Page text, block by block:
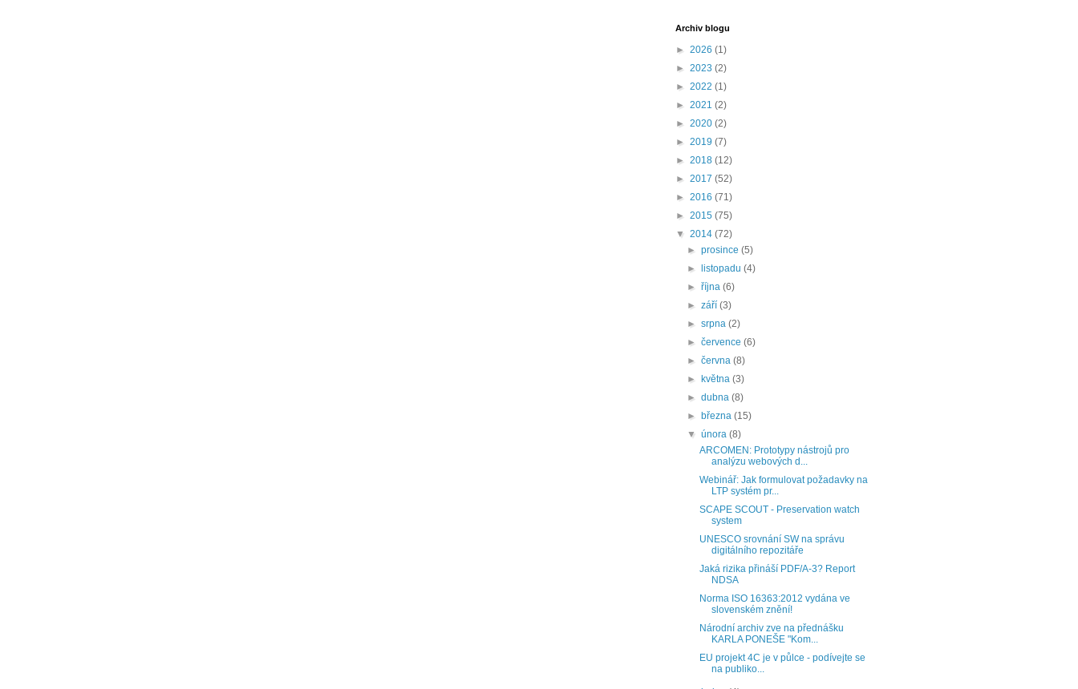
Archiv blogu
► 2026 (1)
► 2023 (2)
► 2022 (1)
► 2021 (2)
► 2020 (2)
► 2019 (7)
► 2018 (12)
► 2017 (52)
► 2016 (71)
► 2015 (75)
▼ 2014 (72)
►prosince(5)
►
listopadu(4)
►října(6)
►září(3)
►srpna(2)
►července(6)
►června(8)
►
května(3)
►dubna(8)
► března(15)
▼února(8)
ARCOMEN: Prototypy nástrojů pro
analýzu webových d...
Webinář: Jak formulovat požadavky na
LTP systém pr...
SCAPE SCOUT - Preservation watch
system
UNESCO srovnání SW na správu
digitálního repozitáře
Jaká rizika přináší PDF/A-3? Report
NDSA
Norma ISO 16363:2012 vydána ve
slovenském znění!
Národní archiv zve na přednášku
KARLA PONEŠE "Kom...
EU projekt 4C je v půlce - podívejte se
na publiko...